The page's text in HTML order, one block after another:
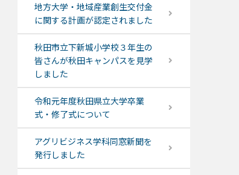
地方大学・地域産業創生交付金
に関する計画が認定されました
秋田市立下新城小学校３年生の
皆さんが秋田キャンパスを見学
しました
令和元年度秋田県立大学卒業
式・修了式について
アグリビジネス学科同窓新聞を
発行しました